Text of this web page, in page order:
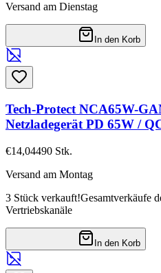
Versand am Dienstag
In den Korb
Tech-Protect NCA65W-
Netzladegerät PD 65W /
€14,04490 Stk.
Versand am Montag
3 Stück verkauft!Gesamtverkäufe
Vertriebskanäle
In den Korb